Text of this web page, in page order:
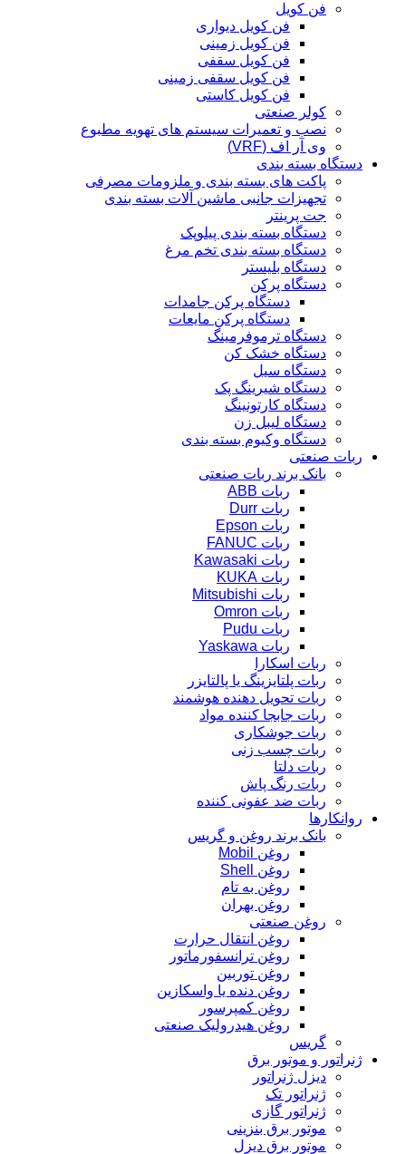
فن کویل
فن کویل دیواری
فن کویل زمینی
فن کویل سقفی
فن کویل سقفی زمینی
فن کویل کاستی
کولر صنعتی
نصب و تعمیرات سیستم های تهویه مطبوع
وی آر اف (VRF)
دستگاه بسته بندی
پاکت های بسته بندی و ملزومات مصرفی
تجهیزات جانبی ماشین آلات بسته بندی
جت پرینتر
دستگاه بسته بندی پیلوپک
دستگاه بسته بندی تخم مرغ
دستگاه بلیستر
دستگاه پرکن
دستگاه پرکن جامدات
دستگاه پرکن مایعات
دستگاه ترموفرمینگ
دستگاه خشک کن
دستگاه سیل
دستگاه شیرینگ پک
دستگاه کارتونینگ
دستگاه لیبل زن
دستگاه وکیوم بسته بندی
ربات صنعتی
بانک برند ربات صنعتی
ربات ABB
ربات Durr
ربات Epson
ربات FANUC
ربات Kawasaki
ربات KUKA
ربات Mitsubishi
ربات Omron
ربات Pudu
ربات Yaskawa
ربات اسکارا
ربات پلتایزینگ یا پالتایزر
ربات تحویل دهنده هوشمند
ربات جابجا کننده مواد
ربات جوشکاری
ربات چسب زنی
ربات دلتا
ربات رنگ پاش
ربات ضد عفونی کننده
روانکارها
بانک برند روغن و گریس
روغن Mobil
روغن Shell
روغن به تام
روغن بهران
روغن صنعتی
روغن انتقال حرارت
روغن ترانسفورماتور
روغن توربین
روغن دنده یا واسکازین
روغن کمپرسور
روغن هیدرولیک صنعتی
گریس
ژنراتور و موتور برق
دیزل ژنراتور
ژنراتور تک
ژنراتور گازی
موتور برق بنزینی
موتور برق دیزل